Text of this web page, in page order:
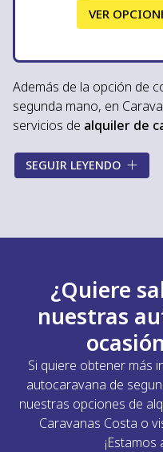
VER
Además de la opción de
segunda mano, en
servicios de alquiler de
Esta será su mejor
mundo de los viajes en
ocasión o diferentes
SEGUIR LEYENDO
¿Quiere
nuestras
Si quiere obtener más
autocaravana de
nuestras opciones de
Caravanas Costa o